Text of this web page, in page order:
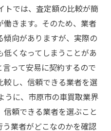
トでは、査定額の比較が簡
きます。そのため、業者
向がありますが、実際の
くなってしまうことがあ
って安易に契約するので
し、信頼できる業者を選
うに、市原市の車買取業界
頼できる業者を選ぶこと
業者がどこなのかを確認